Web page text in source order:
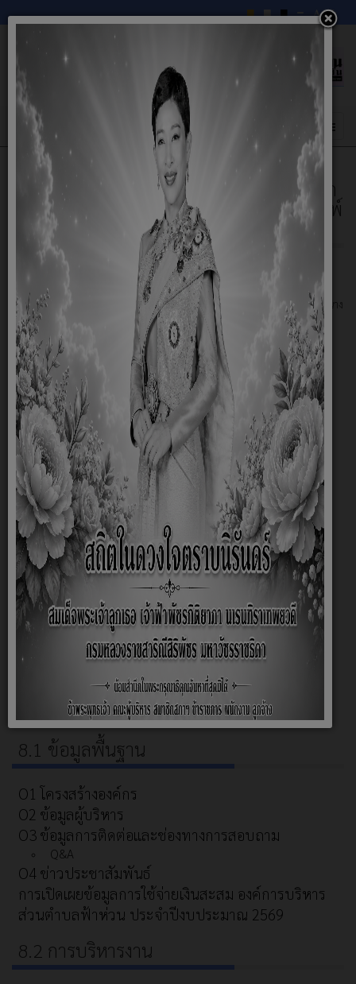
ประกาศราคากลาง ปรับปรุงถนนดินลงหินคลุก
สายสวนนายอารีย์ โสภี - นานางตา อินทร์พิมพ์
หมู่ที่ 2
ประกาศราคากลาง ปรับปรุงถนนดินลงหินคลุก สายสวนนายอารีย์ โสภี - นานาง
ตา อินทร์พิมพ์ หมู่ที่ 2
8.1 ข้อมูลพื้นฐาน
O1 โครงสร้างองค์กร
O2 ข้อมูลผู้บริหาร
O3 ข้อมูลการติดต่อและช่องทางการสอบถาม
Q&A
O4 ข่าวประชาสัมพันธ์
การเปิดเผยข้อมูลการใช้จ่ายเงินสะสม องค์การบริหาร
ส่วนตำบลฟ้าห่วน ประจำปีงบประมาณ 2569
8.2 การบริหารงาน